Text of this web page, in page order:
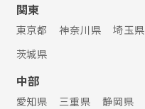
関東
東京都 神奈川県 埼玉県
茨城県
中部
愛知県 三重県 静岡県